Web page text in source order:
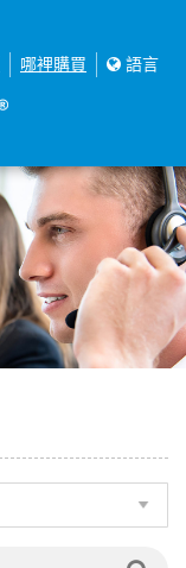
哪裡購買 語言